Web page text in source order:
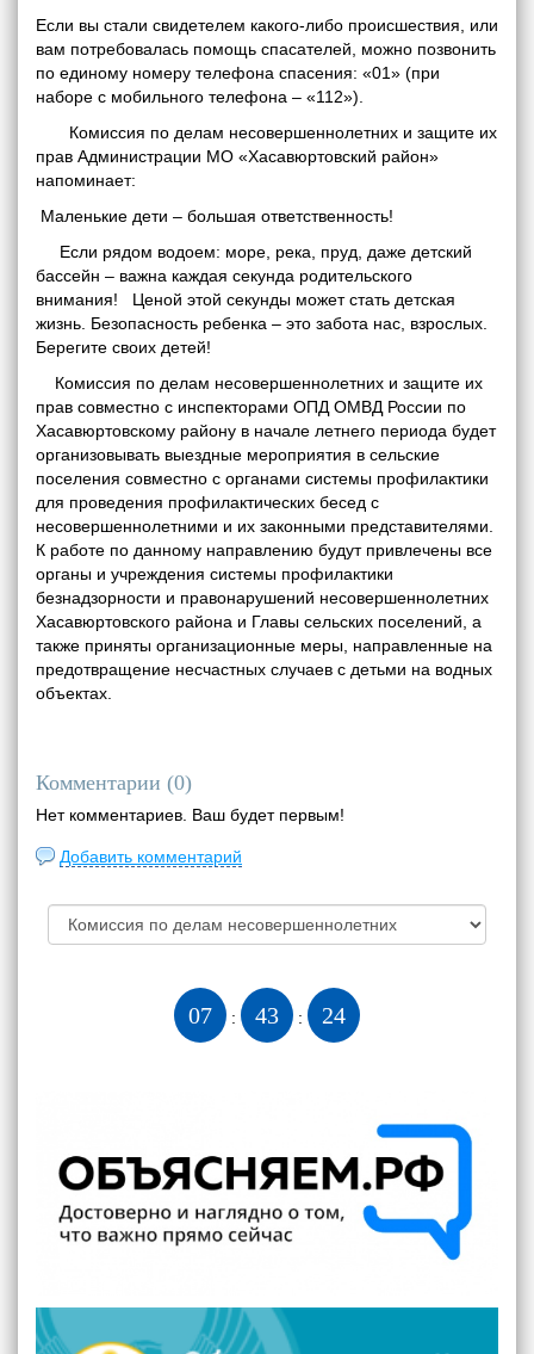
Если вы стали свидетелем какого-либо происшествия, или
вам потребовалась помощь спасателей, можно позвонить
по единому номеру телефона спасения: «01» (при
наборе с мобильного телефона – «112»).
Комиссия по делам несовершеннолетних и защите их
прав Администрации МО «Хасавюртовский район»
напоминает:
Маленькие дети – большая ответственность!
Если рядом водоем: море, река, пруд, даже детский
бассейн – важна каждая секунда родительского
внимания! Ценой этой секунды может стать детская
жизнь. Безопасность ребенка – это забота нас, взрослых.
Берегите своих детей!
Комиссия по делам несовершеннолетних и защите их
прав совместно с инспекторами ОПД ОМВД России по
Хасавюртовскому району в начале летнего периода будет
организовывать выездные мероприятия в сельские
поселения совместно с органами системы профилактики
для проведения профилактических бесед с
несовершеннолетними и их законными представителями.
К работе по данному направлению будут привлечены все
органы и учреждения системы профилактики
безнадзорности и правонарушений несовершеннолетних
Хасавюртовского района и Главы сельских поселений, а
также приняты организационные меры, направленные на
предотвращение несчастных случаев с детьми на водных
объектах.
Комментарии (0)
Нет комментариев. Ваш будет первым!
Добавить комментарий
07 : 43 : 25